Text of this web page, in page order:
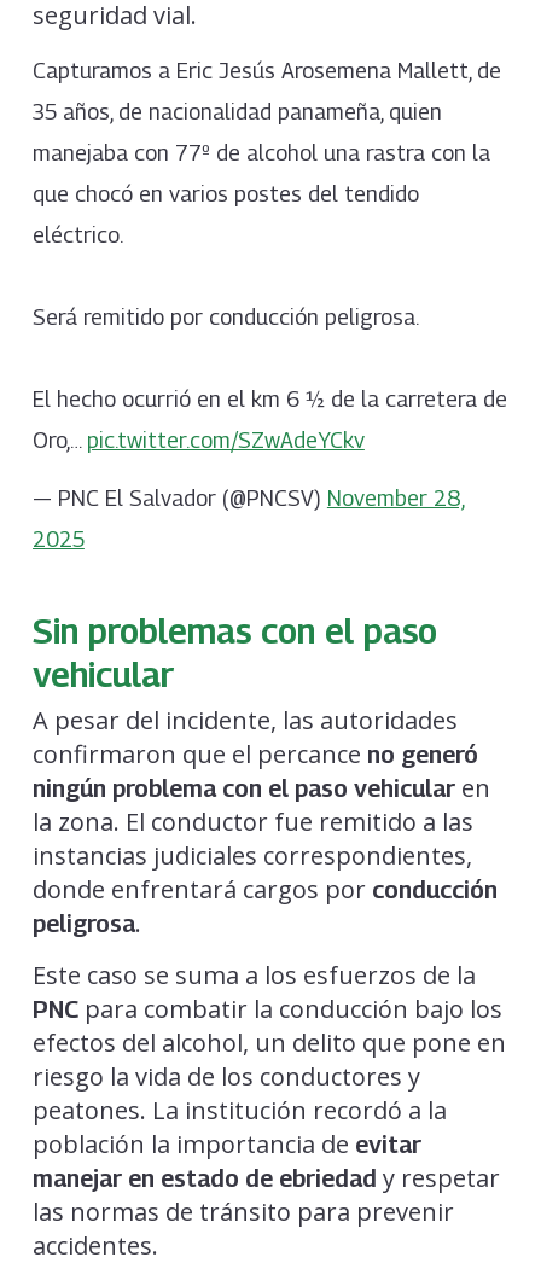
seguridad vial.
Capturamos a Eric Jesús Arosemena Mallett, de
35 años, de nacionalidad panameña, quien
manejaba con 77º de alcohol una rastra con la
que chocó en varios postes del tendido
eléctrico.
Será remitido por conducción peligrosa.
El hecho ocurrió en el km 6 ½ de la carretera de
Oro,… pic.twitter.com/SZwAdeYCkv
— PNC El Salvador (@PNCSV) November 28,
2025
Sin problemas con el paso
vehicular
A pesar del incidente, las autoridades
confirmaron que el percance no generó
ningún problema con el paso vehicularen
la zona. El conductor fue remitido a las
instancias judiciales correspondientes,
donde enfrentará cargos por conducción
peligrosa.
Este caso se suma a los esfuerzos de la
PNCpara combatir la conducción bajo los
efectos del alcohol, un delito que pone en
riesgo la vida de los conductores y
peatones. La institución recordó a la
población la importancia de evitar
manejar en estado de ebriedad y respetar
las normas de tránsito para prevenir
accidentes.